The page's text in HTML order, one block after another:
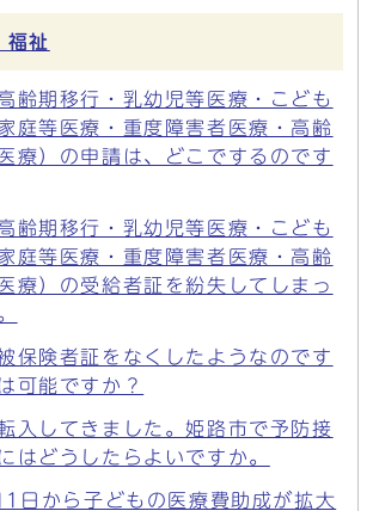
福祉
齢期移行・乳幼児等医療・こども
庭等医療・重度障害者医療・高齢
療）の申請は、どこでするのです
齢期移行・乳幼児等医療・こども
庭等医療・重度障害者医療・高齢
療）の受給者証を紛失してしまっ
保険者証をなくしたようなのです
可能ですか？
入してきました。姫路市で予防接
はどうしたらよいですか。
日から子どもの医療費助成が拡大